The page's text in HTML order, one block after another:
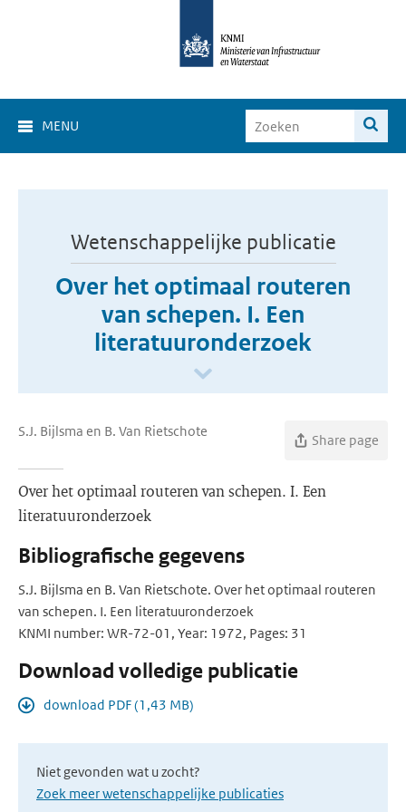
MENU
Wetenschappelijke publicatie
Over het optimaal routeren
van schepen. I. Een
literatuuronderzoek
S.J. Bijlsma en B. Van Rietschote
Share page
Over het optimaal routeren van schepen. I. Een
literatuuronderzoek
Bibliografische gegevens
S.J. Bijlsma en B. Van Rietschote. Over het optimaal routeren
van schepen. I. Een literatuuronderzoek
KNMI number: WR-72-01, Year: 1972, Pages: 31
Download volledige publicatie
download PDF (1,43 MB)
Niet gevonden wat u zocht?
Zoek meer wetenschappelijke publicaties